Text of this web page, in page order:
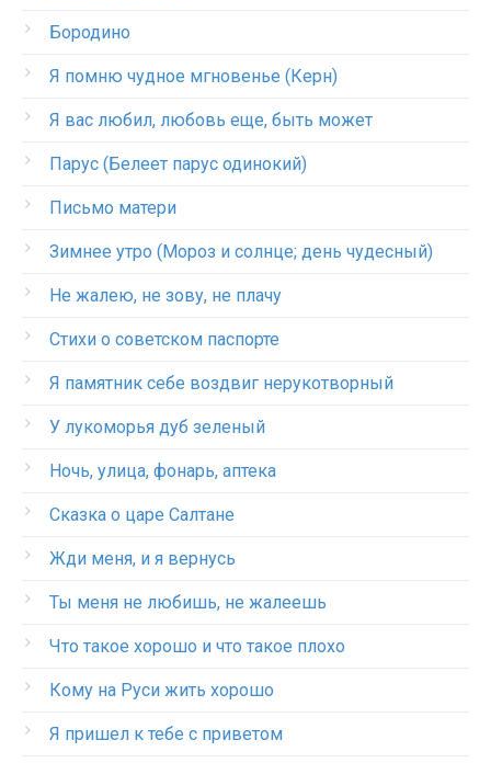
Бородино
Я помню чудное мгновенье (Керн)
Я вас любил, любовь еще, быть может
Парус (Белеет парус одинокий)
Письмо матери
Зимнее утро (Мороз и солнце; день чудесный)
Не жалею, не зову, не плачу
Стихи о советском паспорте
Я памятник себе воздвиг нерукотворный
У лукоморья дуб зеленый
Ночь, улица, фонарь, аптека
Сказка о царе Салтане
Жди меня, и я вернусь
Ты меня не любишь, не жалеешь
Что такое хорошо и что такое плохо
Кому на Руси жить хорошо
Я пришел к тебе с приветом